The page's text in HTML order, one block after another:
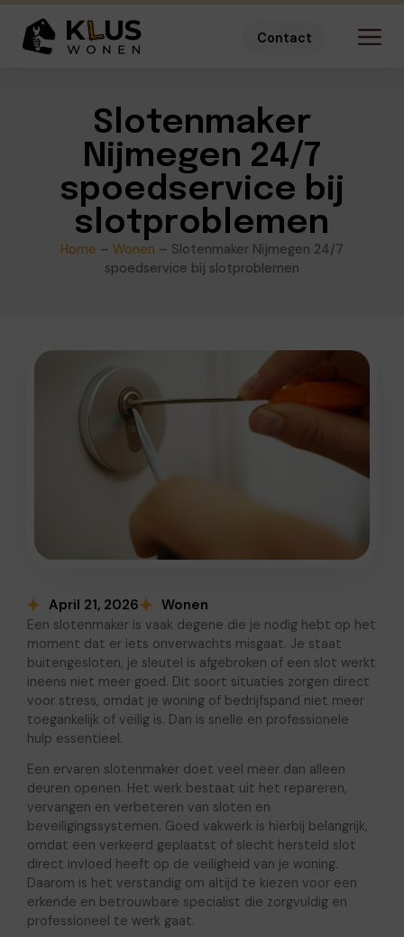
Contact
Slotenmaker
Nijmegen 24/7
spoedservice bij
slotproblemen
Home – Wonen – Slotenmaker Nijmegen 24/7
spoedservice bij slotproblemen
April 21, 2026 Wonen
Een slotenmaker is vaak degene die je nodig hebt op het
moment dat er iets onverwachts misgaat. Je staat
buitengesloten, je sleutel is afgebroken of een slot werkt
ineens niet meer goed. Dit soort situaties zorgen direct
voor stress, omdat je woning of bedrijfspand niet meer
toegankelijk of veilig is. Dan is snelle en professionele
hulp essentieel.
Een ervaren slotenmaker doet veel meer dan alleen
deuren openen. Het werk bestaat uit het repareren,
vervangen en verbeteren van sloten en
beveiligingssystemen. Goed vakwerk is hierbij belangrijk,
omdat een verkeerd geplaatst of slecht hersteld slot
direct invloed heeft op de veiligheid van je woning.
Daarom is het verstandig om altijd te kiezen voor een
erkende en betrouwbare specialist die zorgvuldig en
professioneel te werk gaat.